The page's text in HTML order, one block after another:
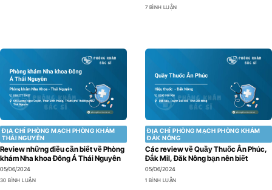
7 BÌNH LUẬN
ĐỊA CHỈ PHÒNG MẠCH PHÒNG KHÁM
THÁI NGUYÊN
Review những điều cần biết về Phòng
khám Nha khoa Đông Á Thái Nguyên
05/06/2024
30 BÌNH LUẬN
ĐỊA CHỈ PHÒNG MẠCH PHÒNG KHÁM
ĐẮK NÔNG
Các review về Quầy Thuốc Ân Phúc,
Đắk Mil, Đăk Nông bạn nên biết
05/06/2024
1 BÌNH LUẬN